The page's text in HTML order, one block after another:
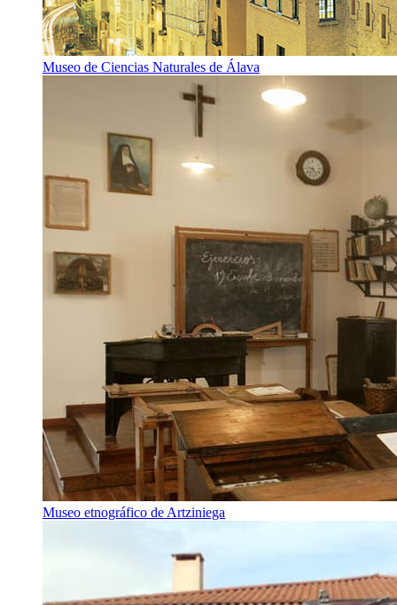
Museo de Ciencias Naturales de Álava
Museo etnográfico de Artziniega